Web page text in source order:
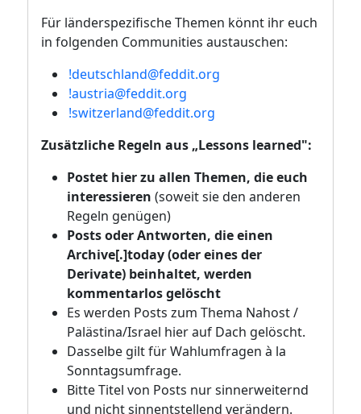
Für länderspezifische Themen könnt ihr euch
in folgenden Communities austauschen:
!deutschland@feddit.org
!austria@feddit.org
!switzerland@feddit.org
Zusätzliche Regeln aus „Lessons learned":
Postet hier zu allen Themen, die euch
interessieren (soweit sie den anderen
Regeln genügen)
Posts oder Antworten, die einen
Archive[.]today (oder eines der
Derivate) beinhaltet, werden
kommentarlos gelöscht
Es werden Posts zum Thema Nahost /
Palästina/Israel hier auf Dach gelöscht.
Dasselbe gilt für Wahlumfragen à la
Sonntagsumfrage.
Bitte Titel von Posts nur sinnerweiternd
und nicht sinnentstellend verändern.